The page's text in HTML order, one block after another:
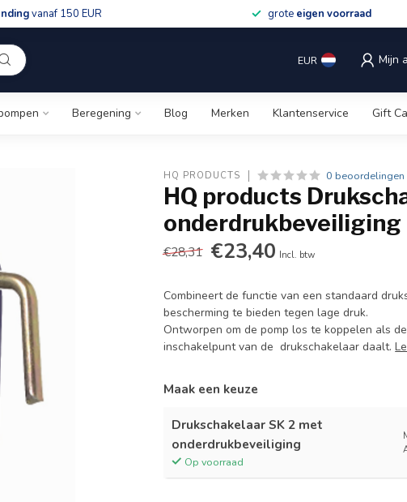
vanaf 150 EUR grote eigen voorraad
EUR Mijn
Beregening Blog Merken Klantenservice Gift
HQ PRODUCTS 0 beoordelingen
HQ products
onderdrukbeveiliging
€28,31 €23,40 Incl. btw
Combineert de functie van een standaard
bescherming te bieden tegen lage druk.
Ontworpen om de pomp los te koppelen als
inschakelpunt van de drukschakelaar daalt.
Maak een keuze
Drukschakelaar SK 2 met
onderdrukbeveiliging
Op voorraad